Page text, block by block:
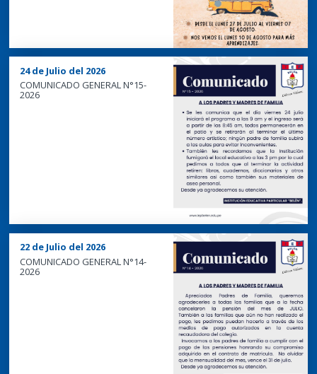
24 de Julio del 2026
COMUNICADO GENERAL N°15-
2026
22 de Julio del 2026
COMUNICADO GENERAL N°14-
2026